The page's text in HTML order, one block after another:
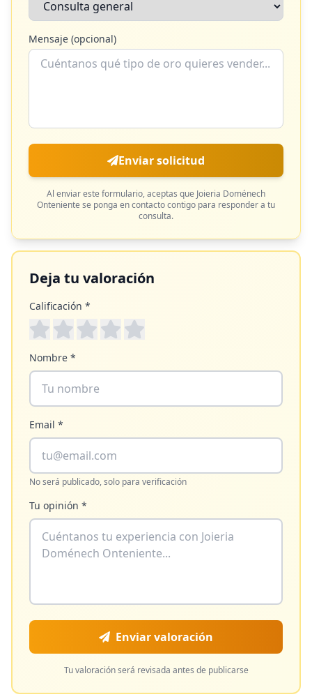
Mensaje (opcional)
Enviar solicitud
Al enviar este formulario, aceptas que Joieria Doménech
Onteniente se ponga en contacto contigo para responder a tu
consulta.
Deja tu valoración
Calificación *
Nombre *
Email *
No será publicado, solo para verificación
Tu opinión *
Enviar valoración
Tu valoración será revisada antes de publicarse